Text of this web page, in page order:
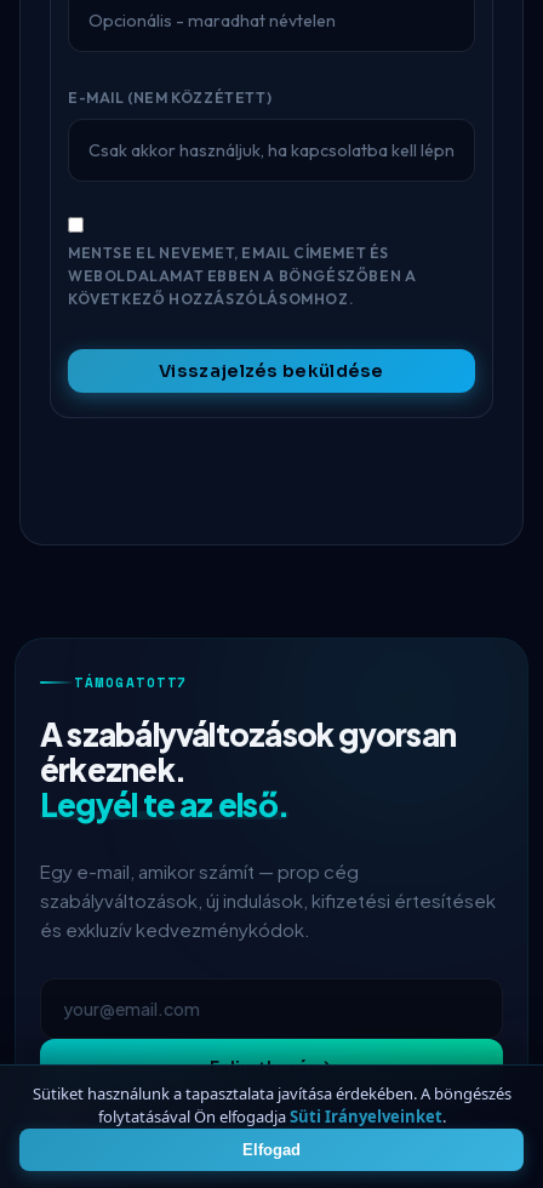
E-MAIL (NEM KÖZZÉTETT)
MENTSE EL NEVEMET, EMAIL CÍMEMET ÉS
WEBOLDALAMAT EBBEN A BÖNGÉSZŐBEN A
KÖVETKEZŐ HOZZÁSZÓLÁSOMHOZ.
Visszajelzés beküldése
TÁMOGATOTT7
A szabályváltozások gyorsan
érkeznek.
Legyél te az első.
Egy e-mail, amikor számít — prop cég
szabályváltozások, új indulások, kifizetési értesítések
és exkluzív kedvezménykódok.
Feliratkozás
Nincs spam Bármikor leiratkozhatsz 46+ kereskedő
FTMOfrissített profitmegosztás →
90%
2h
Maven Trading
Sütiket használunk a tapasztalata javítása érdekében. A böngészés
folytatásával Ön elfogadjaSüti Irányelveinket.
Elfogad